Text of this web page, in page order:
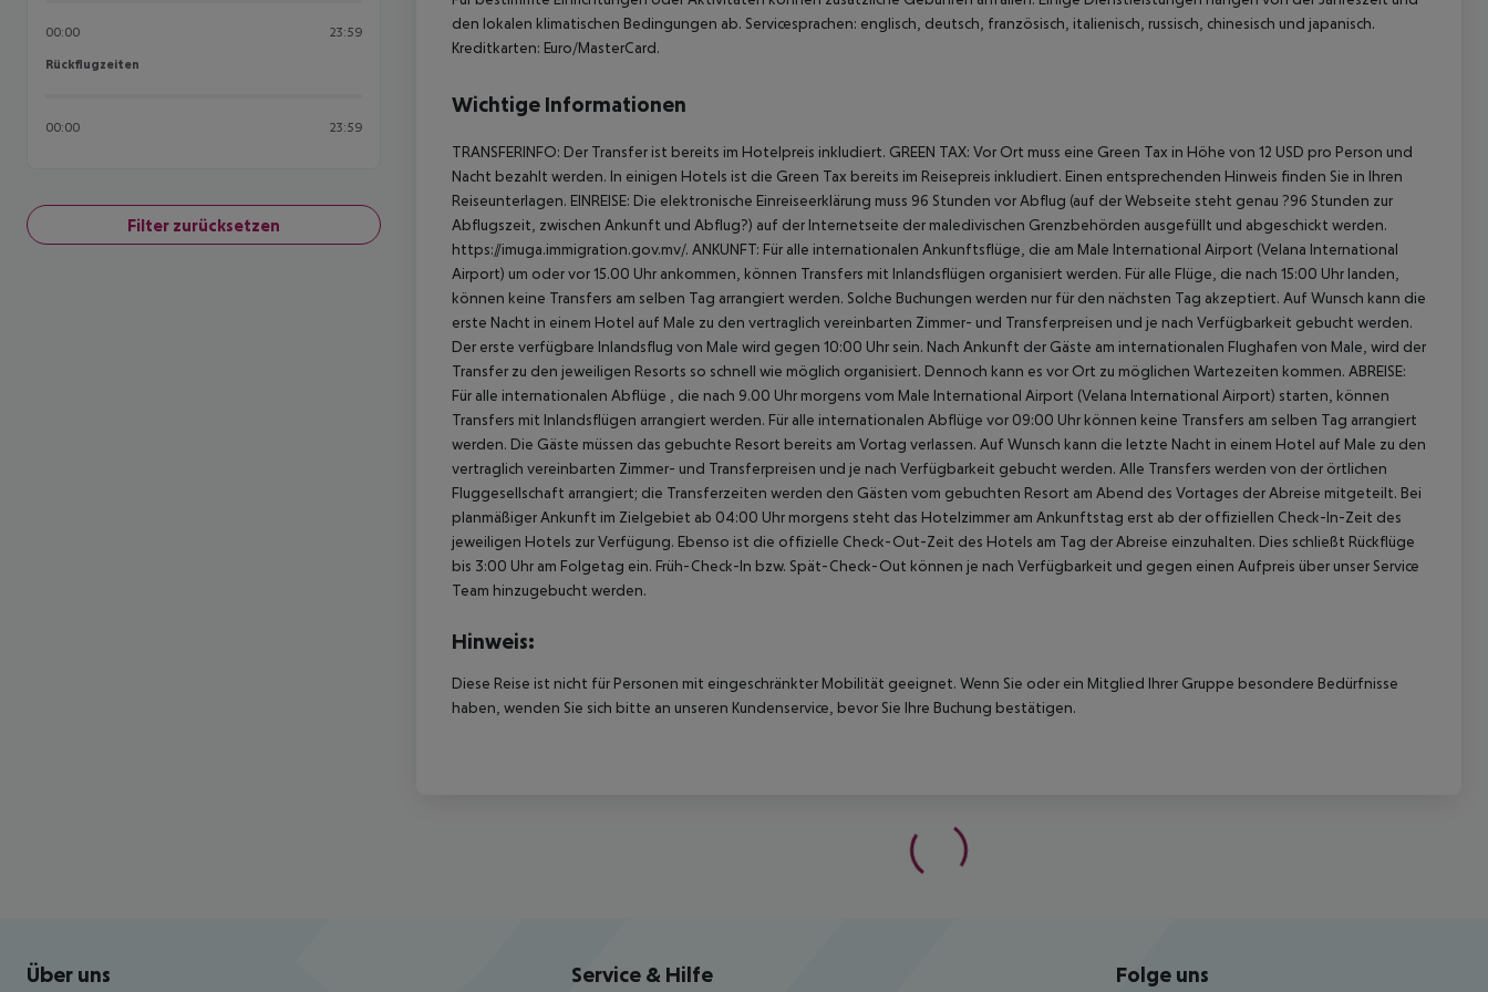
00:00 23:59
Rückflugzeiten
Rückflugzeiten
00:00 23:59
Filter zurücksetzen
den lokalen klimatischen Bedingungen ab. Servicesprachen: englisch, deutsch, französisch, italienisch, russisch, chinesisch und japanisch.
Kreditkarten: Euro/MasterCard.
Wichtige Informationen
TRANSFERINFO: Der Transfer ist bereits im Hotelpreis inkludiert. GREEN TAX: Vor Ort muss eine Green Tax in Höhe von 12 USD pro Person und
Nacht bezahlt werden. In einigen Hotels ist die Green Tax bereits im Reisepreis inkludiert. Einen entsprechenden Hinweis finden Sie in Ihren
Reiseunterlagen. EINREISE: Die elektronische Einreiseerklärung muss 96 Stunden vor Abflug (auf der Webseite steht genau ?96 Stunden zur
Abflugszeit, zwischen Ankunft und Abflug?) auf der Internetseite der maledivischen Grenzbehörden ausgefüllt und abgeschickt werden.
https://imuga.immigration.gov.mv/. ANKUNFT: Für alle internationalen Ankunftsflüge, die am Male International Airport (Velana International
Airport) um oder vor 15.00 Uhr ankommen, können Transfers mit Inlandsflügen organisiert werden. Für alle Flüge, die nach 15:00 Uhr landen,
können keine Transfers am selben Tag arrangiert werden. Solche Buchungen werden nur für den nächsten Tag akzeptiert. Auf Wunsch kann die
erste Nacht in einem Hotel auf Male zu den vertraglich vereinbarten Zimmer- und Transferpreisen und je nach Verfügbarkeit gebucht werden.
Der erste verfügbare Inlandsflug von Male wird gegen 10:00 Uhr sein. Nach Ankunft der Gäste am internationalen Flughafen von Male, wird der
Transfer zu den jeweiligen Resorts so schnell wie möglich organisiert. Dennoch kann es vor Ort zu möglichen Wartezeiten kommen. ABREISE:
Für alle internationalen Abflüge , die nach 9.00 Uhr morgens vom Male International Airport (Velana International Airport) starten, können
Transfers mit Inlandsflügen arrangiert werden. Für alle internationalen Abflüge vor 09:00 Uhr können keine Transfers am selben Tag arrangiert
werden. Die Gäste müssen das gebuchte Resort bereits am Vortag verlassen. Auf Wunsch kann die letzte Nacht in einem Hotel auf Male zu den
vertraglich vereinbarten Zimmer- und Transferpreisen und je nach Verfügbarkeit gebucht werden. Alle Transfers werden von der örtlichen
Fluggesellschaft arrangiert; die Transferzeiten werden den Gästen vom gebuchten Resort am Abend des Vortages der Abreise mitgeteilt. Bei
planmäßiger Ankunft im Zielgebiet ab 04:00 Uhr morgens steht das Hotelzimmer am Ankunftstag erst ab der offiziellen Check-In-Zeit des
jeweiligen Hotels zur Verfügung. Ebenso ist die offizielle Check-Out-Zeit des Hotels am Tag der Abreise einzuhalten. Dies schließt Rückflüge
bis 3:00 Uhr am Folgetag ein. Früh-Check-In bzw. Spät-Check-Out können je nach Verfügbarkeit und gegen einen Aufpreis über unser Service
Team hinzugebucht werden.
Hinweis:
Diese Reise ist nicht für Personen mit eingeschränkter Mobilität geeignet. Wenn Sie oder ein Mitglied Ihrer Gruppe besondere Bedürfnisse
haben, wenden Sie sich bitte an unseren Kundenservice, bevor Sie Ihre Buchung bestätigen.
Footer navigation
Über uns Service & Hilfe Folge uns